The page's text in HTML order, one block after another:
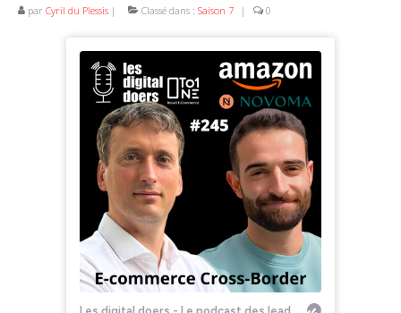
par Cyril du Plessis | Classé dans : Saison 7 | 0